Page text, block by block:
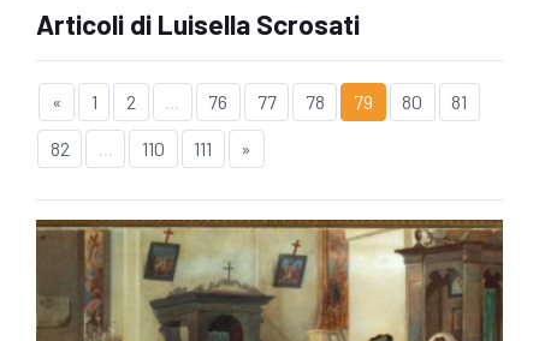
Articoli di Luisella Scrosati
« 1 2 76 77 78 79 80 81
82 ... 110 111 »